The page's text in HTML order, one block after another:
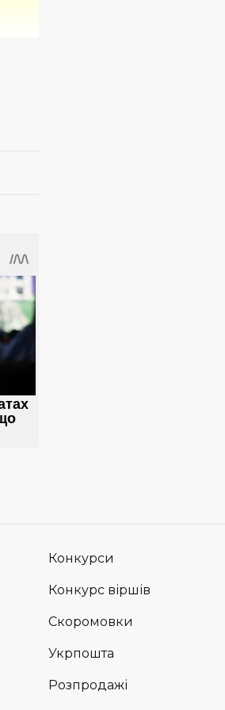
Конкурси
Конкурс віршів
Скоромовки
Укрпошта
Розпродажі